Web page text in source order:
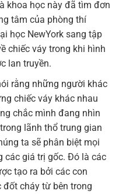
khoa học này đã tìm đơn
tâm của phòng thí
học NewYork sang tập
chiếc váy trong khi hình
lan truyền.
rằng những người khác
chiếc váy khác nhau
chắc mình đang nhìn
lãnh thổ trung gian
ta sẽ phân biệt mọi
các giá trị gốc. Đó là các
tạo ra bởi các con
cháy từ bên trong